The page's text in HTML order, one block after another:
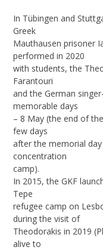
In Tübingen and
Greek
Mauthausen prisoner
performed in 2020
with students, the
Farantouri
and the German
memorable days
– 8 May (the end of
few days
after the memorial
concentration
camp).
In 2015, the GKF
Tepe
refugee camp on
during the visit of
Theodorakis in 2019
alive to